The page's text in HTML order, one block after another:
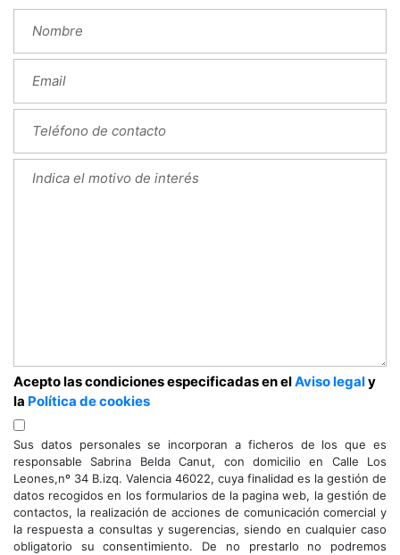
Acepto las condiciones especificadas en elAviso legaly
la Política de cookies
Sus datos personales se incorporan a ficheros de los que es
responsable Sabrina Belda Canut, con domicilio en Calle Los
Leones,nº 34 B.izq. Valencia 46022, cuya finalidad es la gestión de
datos recogidos en los formularios de la pagina web, la gestión de
contactos, la realización de acciones de comunicación comercial y
la respuesta a consultas y sugerencias, siendo en cualquier caso
obligatorio su consentimiento. De no prestarlo no podremos